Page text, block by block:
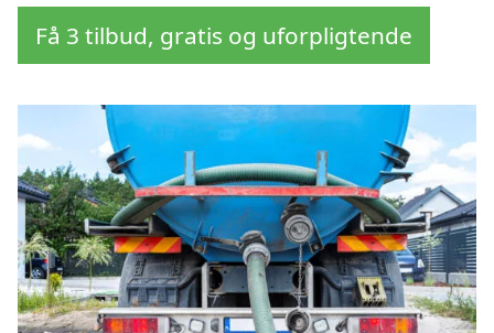
Få 3 tilbud, gratis og uforpligtende